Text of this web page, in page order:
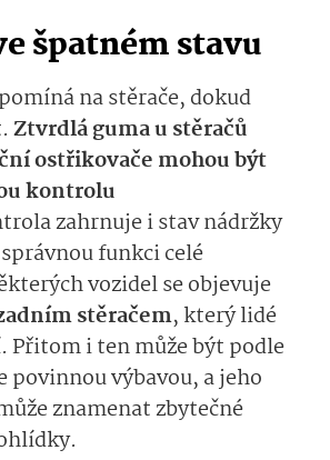
špatném stavu
na stěrače, dokud
Ztvrdlá guma u stěračů
ostřikovače mohou být
kontrolu
zahrnuje i stav nádržky
funkci celé
vozidel se objevuje
stěračem, který lidé
Přitom i ten může být podle
povinnou výbavou, a jeho
znamenat zbytečné